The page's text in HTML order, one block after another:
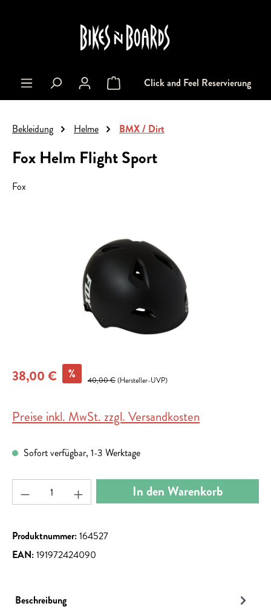
Warenkorb enthält 0 Positionen. Der
Click and Feel Reservierung
Bekleidung Helme BMX / Dirt
Fox Helm Flight Sport
Fox
38,00 € % 40,00 €(Hersteller-UVP)
Preise inkl. MwSt. zzgl. Versandkosten
Sofort verfügbar, 1-3 Werktage
Produkt Anzahl: Gib den gewünschten Wert ein
In den Warenkorb
Produktnummer:164527
EAN:191972424090
Beschreibung